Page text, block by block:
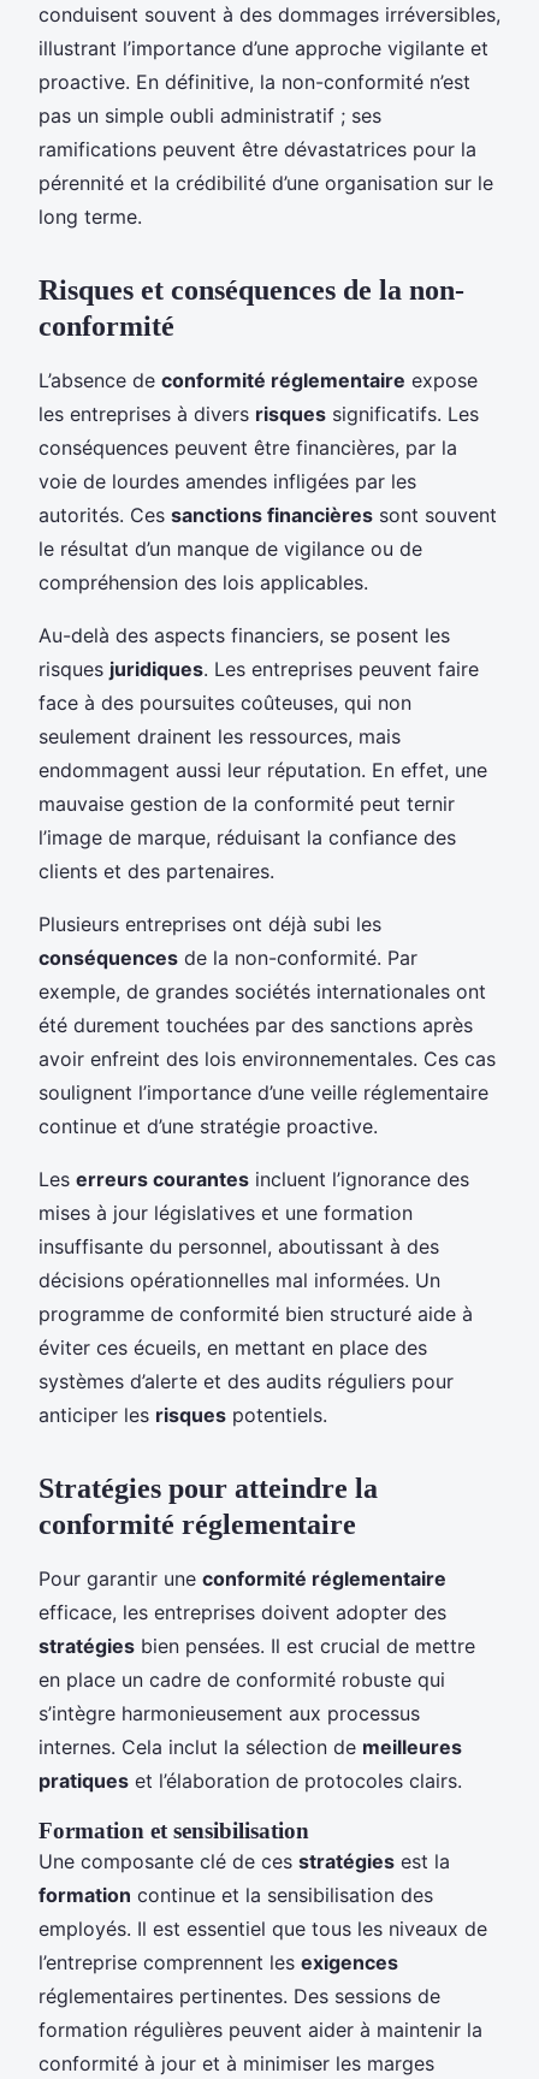
conduisent souvent à des dommages irréversibles,
illustrant l’importance d’une approche vigilante et
proactive. En définitive, la non-conformité n’est
pas un simple oubli administratif ; ses
ramifications peuvent être dévastatrices pour la
pérennité et la crédibilité d’une organisation sur le
long terme.
Risques et conséquences de la non-
conformité
L’absence de conformité réglementaire expose
les entreprises à divers risques significatifs. Les
conséquences peuvent être financières, par la
voie de lourdes amendes infligées par les
autorités. Ces sanctions financières sont souvent
le résultat d’un manque de vigilance ou de
compréhension des lois applicables.
Au-delà des aspects financiers, se posent les
risques juridiques. Les entreprises peuvent faire
face à des poursuites coûteuses, qui non
seulement drainent les ressources, mais
endommagent aussi leur réputation. En effet, une
mauvaise gestion de la conformité peut ternir
l’image de marque, réduisant la confiance des
clients et des partenaires.
Plusieurs entreprises ont déjà subi les
conséquences de la non-conformité. Par
exemple, de grandes sociétés internationales ont
été durement touchées par des sanctions après
avoir enfreint des lois environnementales. Ces cas
soulignent l’importance d’une veille réglementaire
continue et d’une stratégie proactive.
Les erreurs courantes incluent l’ignorance des
mises à jour législatives et une formation
insuffisante du personnel, aboutissant à des
décisions opérationnelles mal informées. Un
programme de conformité bien structuré aide à
éviter ces écueils, en mettant en place des
systèmes d’alerte et des audits réguliers pour
anticiper les risques potentiels.
Stratégies pour atteindre la
conformité réglementaire
Pour garantir une conformité réglementaire
efficace, les entreprises doivent adopter des
stratégies bien pensées. Il est crucial de mettre
en place un cadre de conformité robuste qui
s’intègre harmonieusement aux processus
internes. Cela inclut la sélection de meilleures
pratiques et l’élaboration de protocoles clairs.
Formation et sensibilisation
Une composante clé de ces stratégies est la
formation continue et la sensibilisation des
employés. Il est essentiel que tous les niveaux de
l’entreprise comprennent les exigences
réglementaires pertinentes. Des sessions de
formation régulières peuvent aider à maintenir la
conformité à jour et à minimiser les marges